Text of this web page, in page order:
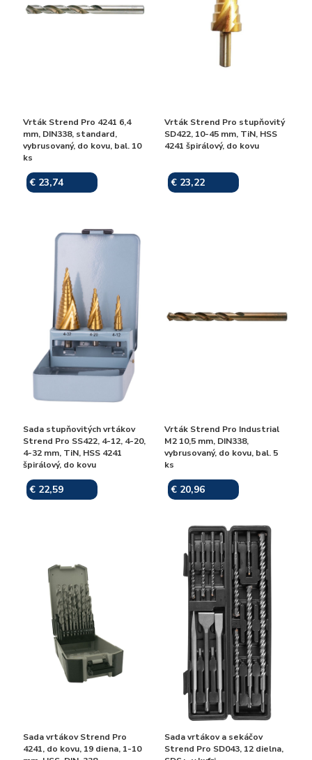
Vrták Strend Pro 4241 6,4
mm, DIN338, standard,
vybrusovaný, do kovu, bal. 10
ks
€ 23,74
Vrták Strend Pro stupňovitý
SD422, 10-45 mm, TiN, HSS
4241 špirálový, do kovu
€ 23,22
Sada stupňovitých vrtákov
Strend Pro SS422, 4-12, 4-20,
4-32 mm, TiN, HSS 4241
špirálový, do kovu
€ 22,59
Vrták Strend Pro Industrial
M2 10,5 mm, DIN338,
vybrusovaný, do kovu, bal. 5
ks
€ 20,96
Sada vrtákov Strend Pro
4241, do kovu, 19 diena, 1-10
Sada vrtákov a sekáčov
Strend Pro SD043, 12 dielna,